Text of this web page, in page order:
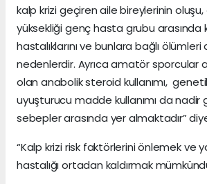
kalp krizi geçiren aile bireylerinin
yüksekliği genç hasta grubu arasında
hastalıklarını ve bunlara bağlı ölümleri
nedenlerdir. Ayrıca amatör sporcular
olan anabolik steroid kullanımı,
uyuşturucu madde kullanımı da nadir
sebepler arasında yer almaktadır”
“Kalp krizi risk faktörlerini önlemek ve
hastalığı ortadan kaldırmak